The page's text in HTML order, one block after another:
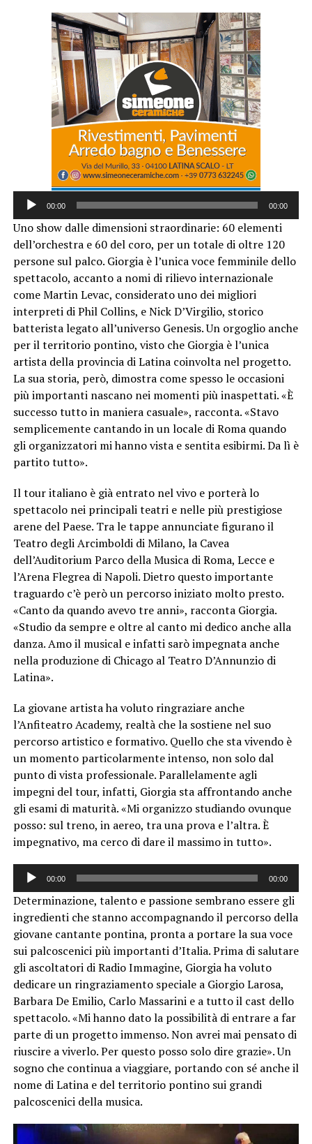
Audio
00:00 00:00
Uno show dalle dimensioni straordinarie: 60 elementi
dell’orchestra e 60 del coro, per un totale di oltre 120
persone sul palco. Giorgia è l’unica voce femminile dello
spettacolo, accanto a nomi di rilievo internazionale
come Martin Levac, considerato uno dei migliori
interpreti di Phil Collins, e Nick D’Virgilio, storico
batterista legato all’universo Genesis. Un orgoglio anche
per il territorio pontino, visto che Giorgia è l’unica
artista della provincia di Latina coinvolta nel progetto.
La sua storia, però, dimostra come spesso le occasioni
più importanti nascano nei momenti più inaspettati. «È
successo tutto in maniera casuale», racconta. «Stavo
semplicemente cantando in un locale di Roma quando
gli organizzatori mi hanno vista e sentita esibirmi. Da lì è
partito tutto».
Il tour italiano è già entrato nel vivo e porterà lo
spettacolo nei principali teatri e nelle più prestigiose
arene del Paese. Tra le tappe annunciate figurano il
Teatro degli Arcimboldi di Milano, la Cavea
dell’Auditorium Parco della Musica di Roma, Lecce e
l’Arena Flegrea di Napoli. Dietro questo importante
traguardo c’è però un percorso iniziato molto presto.
«Canto da quando avevo tre anni», racconta Giorgia.
«Studio da sempre e oltre al canto mi dedico anche alla
danza. Amo il musical e infatti sarò impegnata anche
nella produzione di Chicago al Teatro D’Annunzio di
Latina».
La giovane artista ha voluto ringraziare anche
l’Anfiteatro Academy, realtà che la sostiene nel suo
percorso artistico e formativo. Quello che sta vivendo è
un momento particolarmente intenso, non solo dal
punto di vista professionale. Parallelamente agli
impegni del tour, infatti, Giorgia sta affrontando anche
gli esami di maturità. «Mi organizzo studiando ovunque
posso: sul treno, in aereo, tra una prova e l’altra. È
impegnativo, ma cerco di dare il massimo in tutto».
Audio
00:00 00:00
Determinazione, talento e passione sembrano essere gli
ingredienti che stanno accompagnando il percorso della
giovane cantante pontina, pronta a portare la sua voce
sui palcoscenici più importanti d’Italia. Prima di salutare
gli ascoltatori di Radio Immagine, Giorgia ha voluto
dedicare un ringraziamento speciale a Giorgio Larosa,
Barbara De Emilio, Carlo Massarini e a tutto il cast dello
spettacolo. «Mi hanno dato la possibilità di entrare a far
parte di un progetto immenso. Non avrei mai pensato di
riuscire a viverlo. Per questo posso solo dire grazie». Un
sogno che continua a viaggiare, portando con sé anche il
nome di Latina e del territorio pontino sui grandi
palcoscenici della musica.